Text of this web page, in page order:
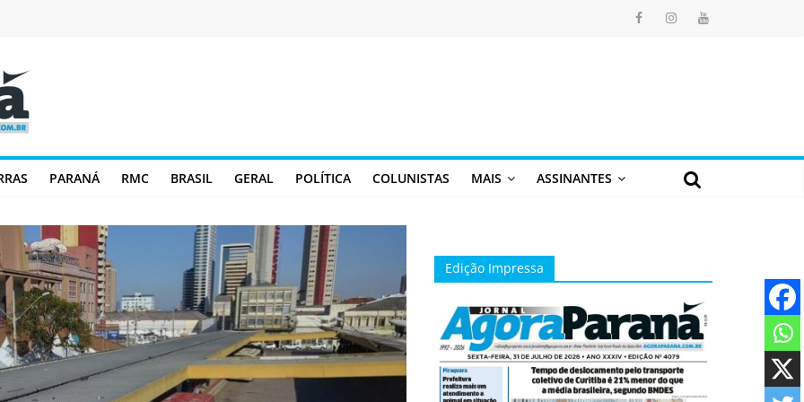
PARANÁ RMC BRASIL GERAL POLÍTICA COLUNISTAS MAIS ASSINANTES
Edição Impressa